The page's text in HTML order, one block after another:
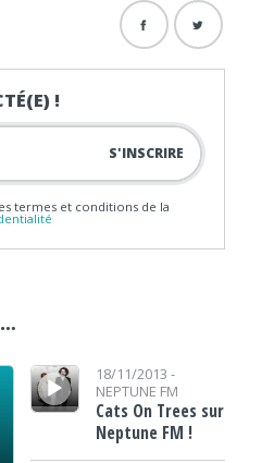
!
termes et conditions de la
Lecteur audio18/11/2013 -
NEPTUNE FM
Cats On Trees sur
Neptune FM !